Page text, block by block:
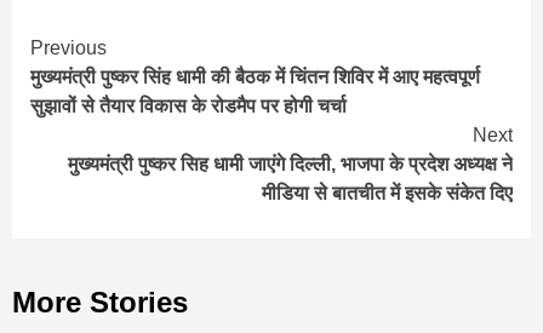
Continue
Reading
Previous
मुख्यमंत्री पुष्कर सिंह धामी की बैठक में चिंतन शिविर में आए महत्वपूर्ण
सुझावों से तैयार विकास के रोडमैप पर होगी चर्चा
Next
मुख्यमंत्री पुष्कर सिह धामी जाएंगे दिल्ली, भाजपा के प्रदेश अध्यक्ष ने
मीडिया से बातचीत में इसके संकेत दिए
More Stories